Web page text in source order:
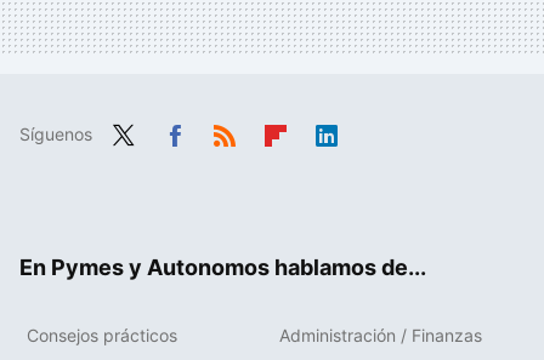
Síguenos
En Pymes y Autonomos hablamos de...
Consejos prácticos Administración / Finanzas